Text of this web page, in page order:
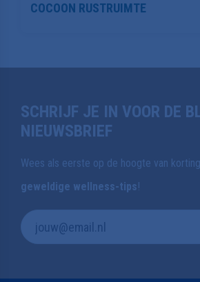
COCOON RUSTRUIMTE
SCHRIJF JE IN VOOR DE
NIEUWSBRIEF
Wees als eerste op de hoogte van
geweldige wellness-tips!